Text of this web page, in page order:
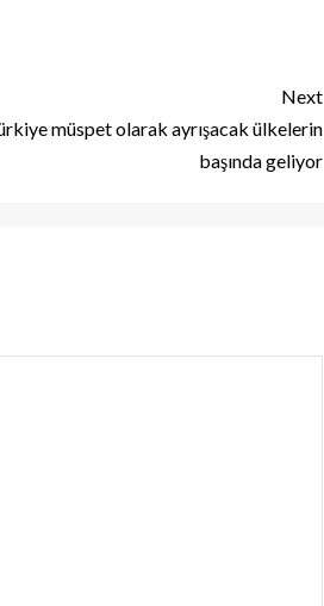
Next
müspet olarak ayrışacak ülkelerin
başında geliyor